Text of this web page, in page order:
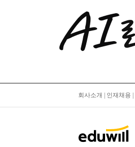
회사소개 인재채용